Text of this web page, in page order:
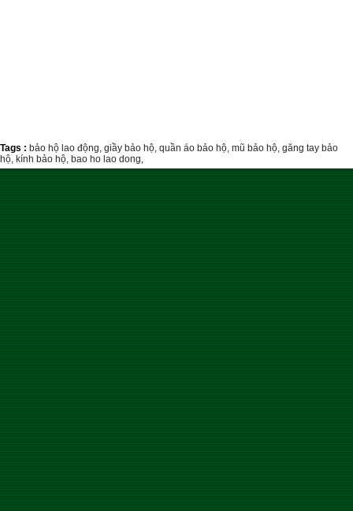
Tags : bảo hộ lao động, giầy bảo hộ, quần áo bảo hộ, mũ bảo hộ, găng tay bảo
hộ, kính bảo hộ, bao ho lao dong,